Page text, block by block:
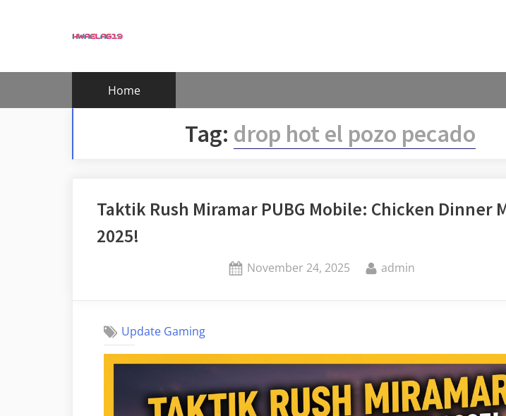
Home
Tag: drop hot el pozo pecado
Taktik Rush Miramar PUBG Mobile: Chicken Dinner
2025!
Posted
November 24, 2025 By
admin
Update Gaming